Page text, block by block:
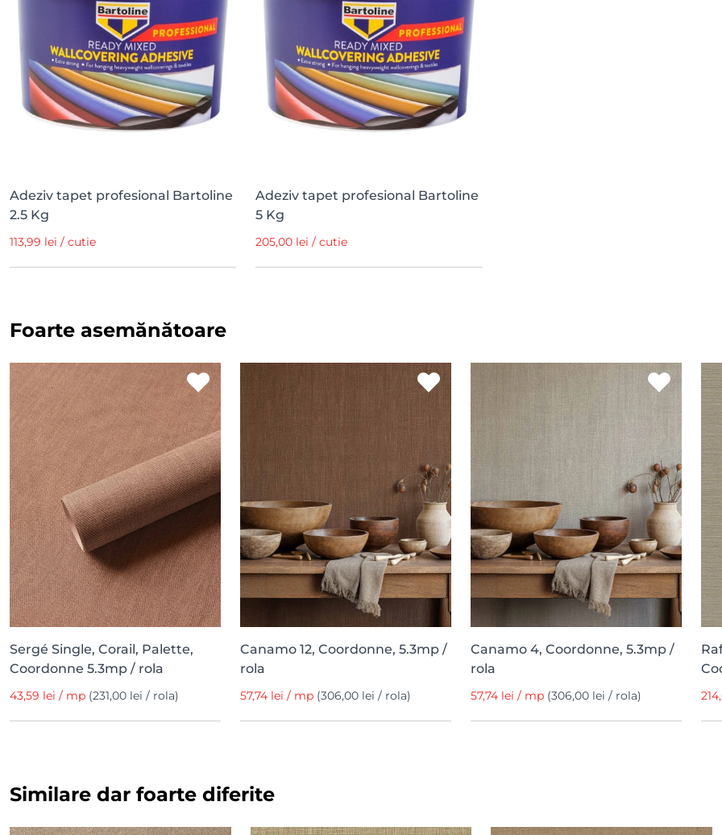
Adeziv tapet profesional Bartoline
2.5 Kg
113,99 lei / cutie
Adeziv tapet profesional Bartoline
5 Kg
205,00 lei / cutie
Foarte asemănătoare
Sergé Single, Corail, Palette,
Coordonne 5.3mp / rola
43,59 lei / mp (231,00 lei / rola)
Canamo 12, Coordonne, 5.3mp /
rola
57,74 lei / mp (306,00 lei / rola)
Canamo 4, Coordonne, 5.3mp /
rola
57,74 lei / mp (306,00 lei / rola)
Similare dar foarte diferite